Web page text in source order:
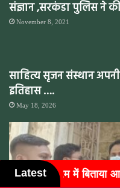
संज्ञान ,सरकंडा पुलिस ने की
November 8, 2021
साहित्य सृजन संस्थान
इतिहास ….
May 18, 2026
Latestआदिवासी कांग्रेस